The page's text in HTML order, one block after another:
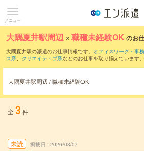
メニュー
大隅夏井駅周辺 ×職種未経験OK のお
大隅夏井駅の派遣のお仕事情報です。 オフィスワーク・事
ス系、 クリエイティブ系などのお仕事を取り揃えています
大隅夏井駅周辺 / 職種未経験OK
全 3件
未読 掲載日 2026/08/07